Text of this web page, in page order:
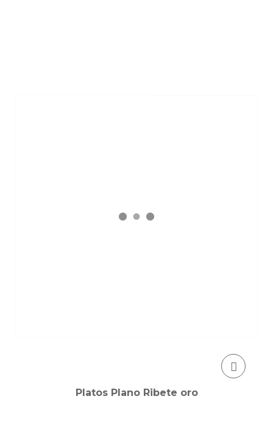
Platos Plano Ribete oro